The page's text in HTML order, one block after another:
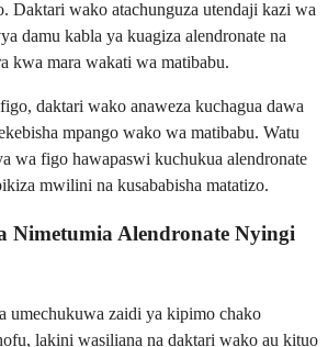
Daktari wako atachunguza utendaji kazi wa
damu kabla ya kuagiza alendronate na
kwa mara wakati wa matibabu.
daktari wako anaweza kuchagua dawa
mpango wako wa matibabu. Watu
wa figo hawapaswi kuchukua alendronate
mwilini na kusababisha matatizo.
Nimetumia Alendronate Nyingi
umechukuwa zaidi ya kipimo chako
lakini wasiliana na daktari wako au kituo